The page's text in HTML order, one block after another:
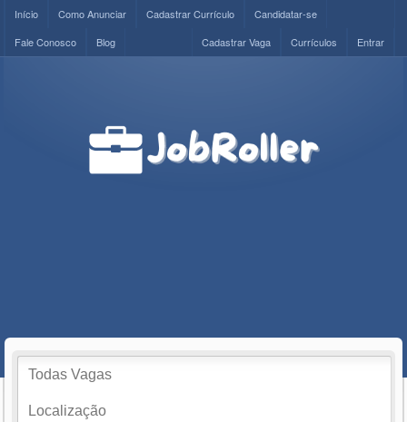
Início Como Anunciar Cadastrar Currículo
Candidatar-se
Fale Conosco
Blog Entrar
Currículos
Cadastrar Vaga